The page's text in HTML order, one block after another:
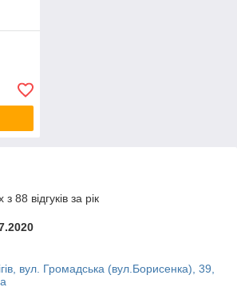
та
88 відгуків за рік
вул. Громадська (вул.Борисенка), 39,